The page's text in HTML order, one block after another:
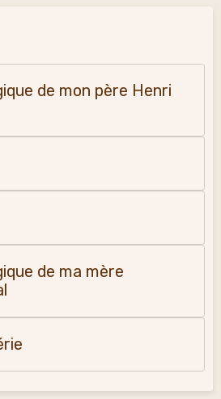
de mon père Henri
de ma mère